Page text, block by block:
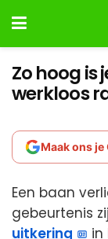
Zo hoog is
werkloos
Maak ons
Een baan
gebeurtenis
uitkering
in